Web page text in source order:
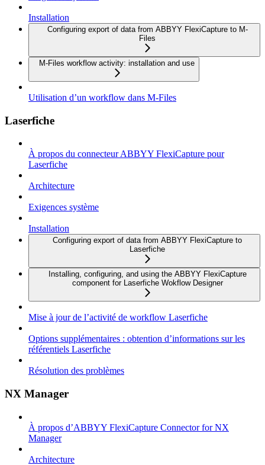
Installation
Configuring export of data from ABBYY FlexiCapture to M-
Files
M-Files workflow activity: installation and use
Utilisation d’un workflow dans M-Files
Laserfiche
À propos du connecteur ABBYY FlexiCapture pour
Laserfiche
Architecture
Exigences système
Installation
Configuring export of data from ABBYY FlexiCapture to
Laserfiche
Installing, configuring, and using the ABBYY FlexiCapture
component for Laserfiche Wokflow Designer
Mise à jour de l’activité de workflow Laserfiche
Options supplémentaires : obtention d’informations sur les
référentiels Laserfiche
Résolution des problèmes
NX Manager
À propos d’ABBYY FlexiCapture Connector for NX
Manager
Architecture